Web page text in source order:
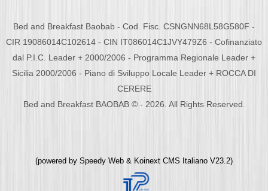
Bed and Breakfast Baobab - Cod. Fisc. CSNGNN68L58G580F -
CIR 19086014C102614 - CIN IT086014C1JVY479Z6 - Cofinanziato
dal P.I.C. Leader + 2000/2006 - Programma Regionale Leader +
Sicilia 2000/2006 - Piano di Sviluppo Locale Leader + ROCCA DI
CERERE
Bed and Breakfast BAOBAB © - 2026. All Rights Reserved.
(powered by Speedy Web & Koinext CMS Italiano V23.2)